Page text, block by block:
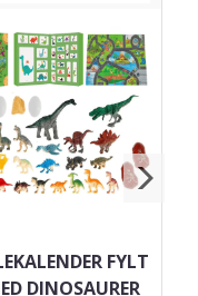
FYLT
DINOSAURER